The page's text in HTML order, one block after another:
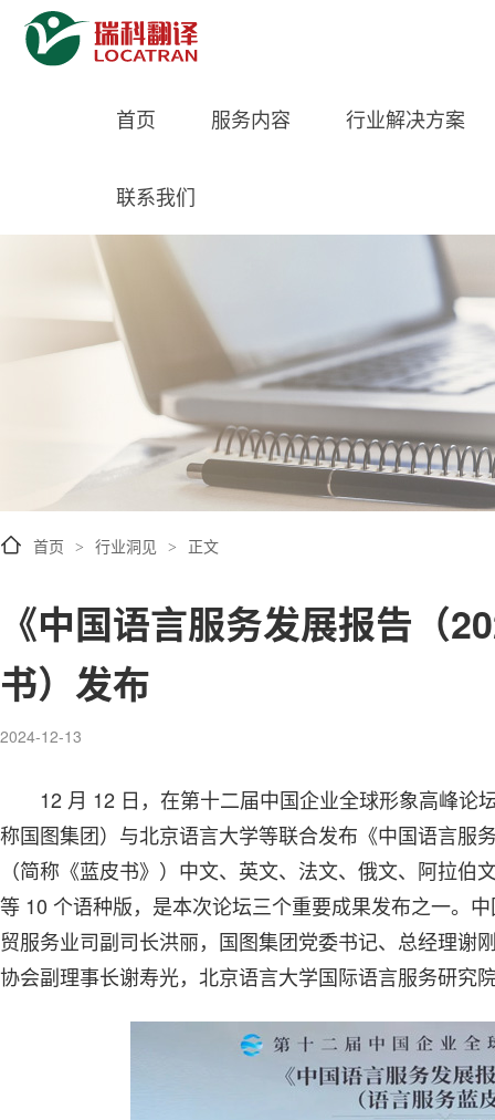
首页 服务内容 行业解决方案
联系我们
首页 > 行业洞见 > 正文
《中国语言服务发展报告（
书）发布
2024-12-13
12 月 12 日，在第十二届中国企业全球形象高峰论
称国图集团）与北京语言大学等联合发布《中国语言服
（简称《蓝皮书》）中文、英文、法文、俄文、阿拉
等 10 个语种版，是本次论坛三个重要成果发布之一。
贸服务业司副司长洪丽，国图集团党委书记、总经理谢
协会副理事长谢寿光，北京语言大学国际语言服务研究